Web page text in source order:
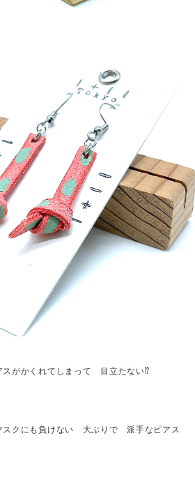
がかくれてしまって 目立たない⁉︎
スクにも負けない 大ぶりで 派手なピアス